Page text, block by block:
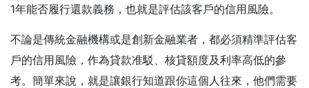
1年能否履行還款義務，也就是評估該客戶的信用風險。
不論是傳統金融機構或是創新金融業者，都必須精準評估客
戶的信用風險，作為貸款准駁、核貸額度及利率高低的參
考。簡單來說，就是讓銀行知道跟你這個人往來，他們需要